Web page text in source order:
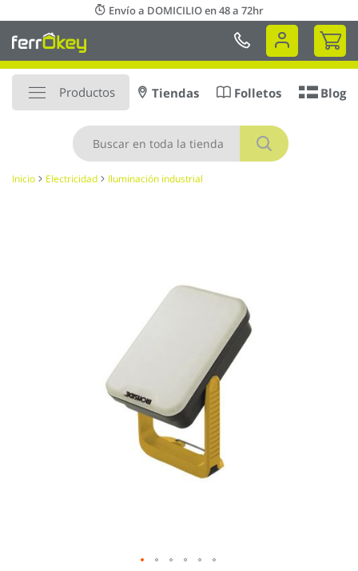
al
contenido
Envío a DOMICILIO en 48 a 72hr
Mi
Productos
Buscar
Tiendas Folletos Blog
Inicio Electricidad Iluminación industrial